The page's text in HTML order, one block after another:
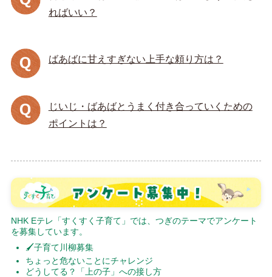
ればいい？
ばあばに甘えすぎない上手な頼り方は？
じいじ・ばあばとうまく付き合っていくための
ポイントは？
NHK Eテレ「すくすく子育て」では、つぎのテーマでアンケート
を募集しています。
🖌子育て川柳募集
ちょっと危ないことにチャレンジ
どうしてる？「上の子」への接し方